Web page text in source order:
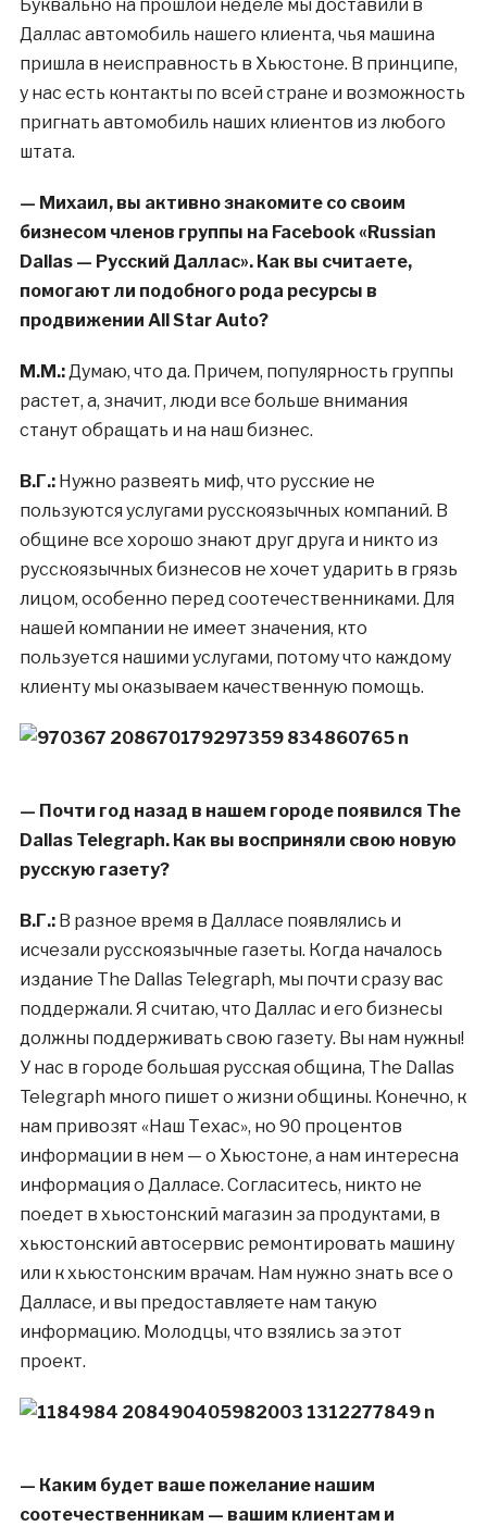
Буквально на прошлой неделе мы доставили в
Даллас автомобиль нашего клиента, чья машина
пришла в неисправность в Хьюстоне. В принципе,
у нас есть контакты по всей стране и возможность
пригнать автомобиль наших клиентов из любого
штата.
— Михаил, вы активно знакомите со своим
бизнесом членов группы на Facebook «Russian
Dallas — Русский Даллас». Как вы считаете,
помогают ли подобного рода ресурсы в
продвижении All Star Auto?
М.М.:Думаю, что да. Причем, популярность группы
растет, а, значит, люди все больше внимания
станут обращать и на наш бизнес.
В.Г.:Нужно развеять миф, что русские не
пользуются услугами русскоязычных компаний. В
общине все хорошо знают друг друга и никто из
русскоязычных бизнесов не хочет ударить в грязь
лицом, особенно перед соотечественниками. Для
нашей компании не имеет значения, кто
пользуется нашими услугами, потому что каждому
клиенту мы оказываем качественную помощь.
— Почти год назад в нашем городе появился The
Dallas Telegraph. Как вы восприняли свою новую
русскую газету?
В.Г.:В разное время в Далласе появлялись и
исчезали русскоязычные газеты. Когда началось
издание The Dallas Telegraph, мы почти сразу вас
поддержали. Я считаю, что Даллас и его бизнесы
должны поддерживать свою газету. Вы нам нужны!
У нас в городе большая русская община, The Dallas
Telegraph много пишет о жизни общины. Конечно, к
нам привозят «Наш Техас», но 90 процентов
информации в нем — о Хьюстоне, а нам интересна
информация о Далласе. Согласитесь, никто не
поедет в хьюстонский магазин за продуктами, в
хьюстонский автосервис ремонтировать машину
или к хьюстонским врачам. Нам нужно знать все о
Далласе, и вы предоставляете нам такую
информацию. Молодцы, что взялись за этот
проект.
— Каким будет ваше пожелание нашим
соотечественникам — вашим клиентам и